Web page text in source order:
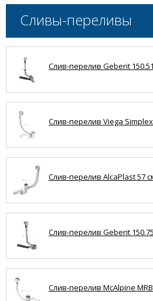
Сливы-переливы
Слив-перелив Geberit
Слив-перелив Viega
Слив-перелив AlcaPlast 57
Слив-перелив Geberit
Слив-перелив McAlpine